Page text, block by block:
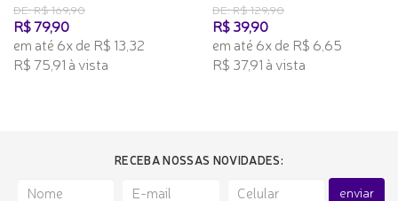
DE: R$ 169,90
R$ 79,90
em até 6x de R$ 13,32
R$ 75,91 à vista
DE: R$ 129,90
R$ 39,90
em até 6x de R$ 6,65
R$ 37,91 à vista
RECEBA NOSSAS NOVIDADES:
enviar